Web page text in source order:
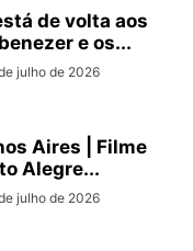
de volta aos
e os...
julho de 2026
Aires | Filme
Alegre...
julho de 2026